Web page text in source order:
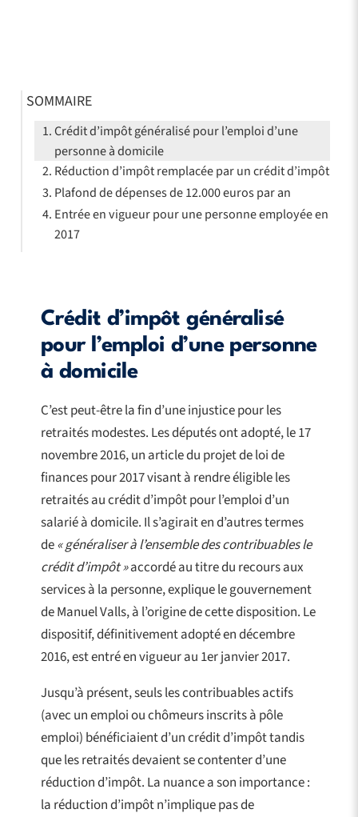
Crédit d’impôt généralisé
pour l’emploi d’une personne
à domicile
C’est peut-être la fin d’une injustice pour les
retraités modestes. Les députés ont adopté, le 17
novembre 2016, un article du projet de loi de
finances pour 2017 visant à rendre éligible les
retraités au crédit d’impôt pour l’emploi d’un
salarié à domicile. Il s’agirait en d’autres termes
de« généraliser à l’ensemble des contribuables le
crédit d’impôt »accordé au titre du recours aux
services à la personne, explique le gouvernement
de Manuel Valls, à l’origine de cette disposition. Le
dispositif, définitivement adopté en décembre
2016, est entré en vigueur au 1er janvier 2017.
Jusqu’à présent, seuls les contribuables actifs
(avec un emploi ou chômeurs inscrits à pôle
emploi) bénéficiaient d’un crédit d’impôt tandis
que les retraités devaient se contenter d’une
réduction d’impôt. La nuance a son importance :
la réduction d’impôt n’implique pas de
SOMMAIRE
Crédit d’impôt généralisé pour l’emploi d’une
personne à domicile
Réduction d’impôt remplacée par un crédit d’impôt
Plafond de dépenses de 12.000 euros par an
Entrée en vigueur pour une personne employée en
2017